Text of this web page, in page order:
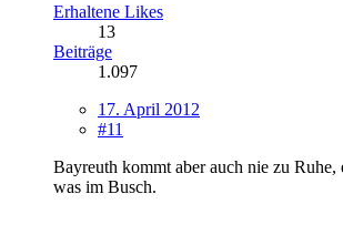
Erhaltene Likes
13
Beiträge
1.097
17. April 2012
#11
Bayreuth kommt aber auch nie zu Ruhe,
was im Busch.